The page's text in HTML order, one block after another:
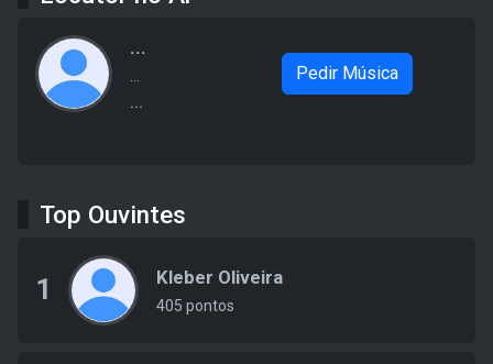
...
...
Pedir Música
Top Ouvintes
1 Kleber Oliveira
405 pontos